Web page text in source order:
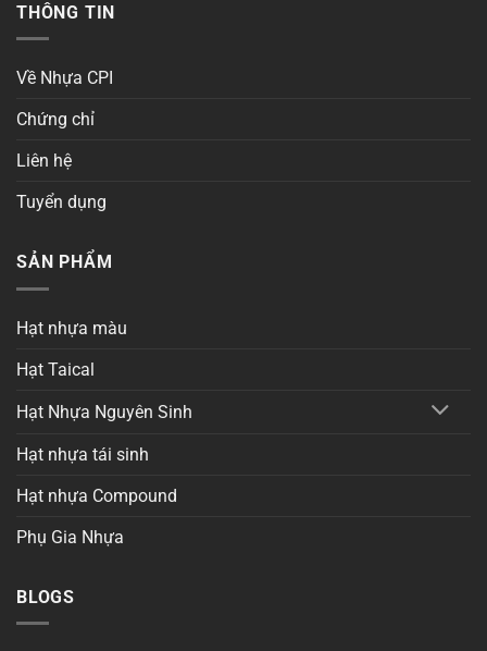
THÔNG TIN
Về Nhựa CPI
Chứng chỉ
Liên hệ
Tuyển dụng
SẢN PHẨM
Hạt nhựa màu
Hạt Taical
Hạt Nhựa Nguyên Sinh
Hạt nhựa tái sinh
Hạt nhựa Compound
Phụ Gia Nhựa
BLOGS